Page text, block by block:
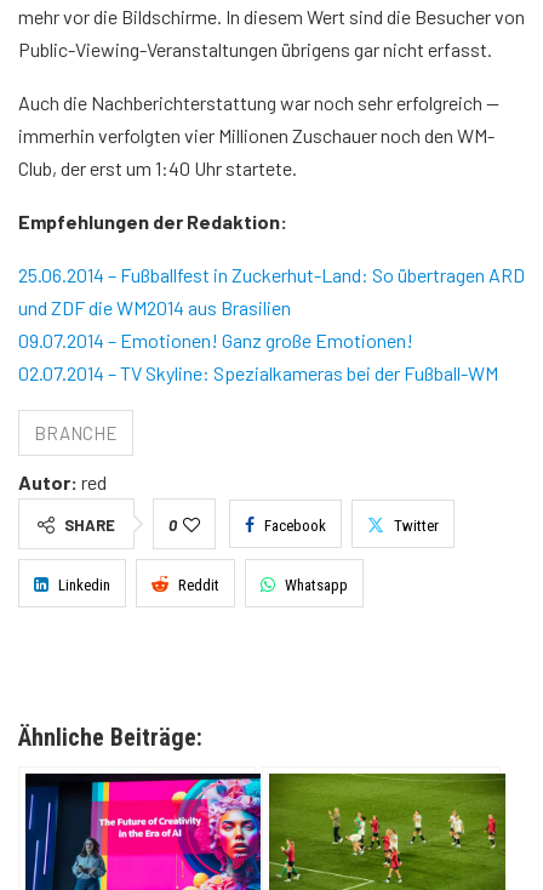
mehr vor die Bildschirme. In diesem Wert sind die Besucher von
Public-Viewing-Veranstaltungen übrigens gar nicht erfasst.
Auch die Nachberichterstattung war noch sehr erfolgreich —
immerhin verfolgten vier Millionen Zuschauer noch den WM-
Club, der erst um 1:40 Uhr startete.
Empfehlungen der Redaktion:
25.06.2014 – Fußballfest in Zuckerhut-Land: So übertragen ARD
und ZDF die WM2014 aus Brasilien
09.07.2014 – Emotionen! Ganz große Emotionen!
02.07.2014 – TV Skyline: Spezialkameras bei der Fußball-WM
BRANCHE
Autor: red
SHARE 0 Facebook Twitter
Linkedin Reddit Whatsapp
Ähnliche Beiträge: